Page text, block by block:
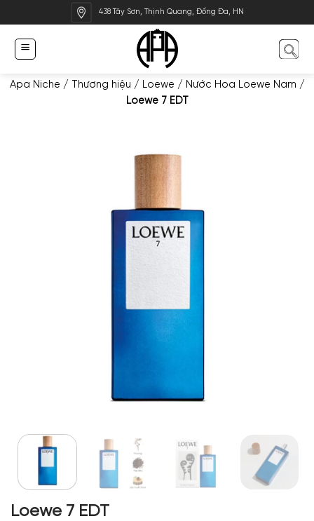
qua
dung
438 Tây Sơn, Thịnh Quang, Đống Đa, HN
Apa Niche / Thương hiệu / Loewe / Nước Hoa Loewe Nam /
Loewe 7 EDT
Loewe 7 EDT